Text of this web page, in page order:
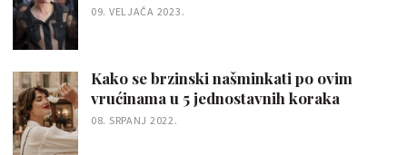
09. VELJAČA 2023.
Kako se brzinski našminkati po ovim
vrućinama u 5 jednostavnih koraka
08. SRPANJ 2022.